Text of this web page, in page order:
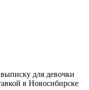
для девочки
в Новосибирске